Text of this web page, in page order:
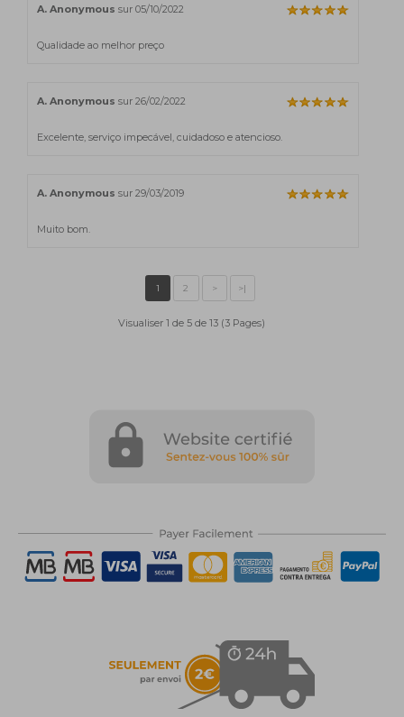
A. Anonymous sur 05/10/2022
Qualidade ao melhor preço
A. Anonymous sur 26/02/2022
Excelente, serviço impecável, cuidadoso e atencioso.
A. Anonymous sur 29/03/2019
Muito bom.
1 2 > >|
Visualiser 1 de 5 de 13 (3 Pages)